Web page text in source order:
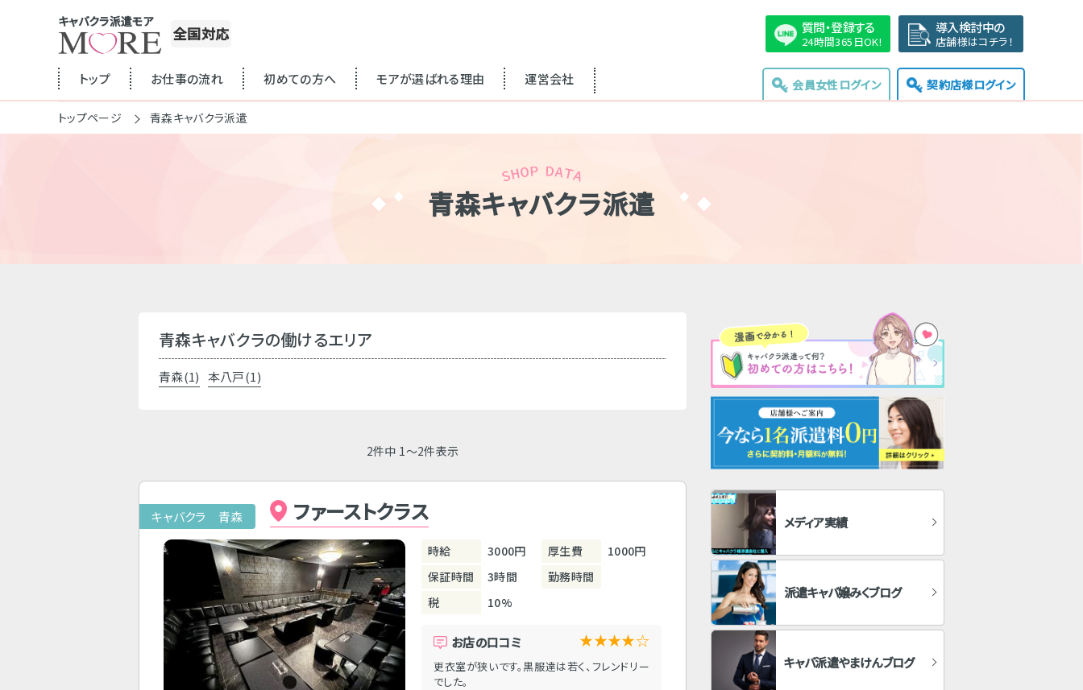
キャバクラ派遣モア
全国対応 質問・登録する
24時間365日OK!
導入検討中の
店舗様はコチラ！
トップ お仕事の流れ 初めての方へ モアが選ばれる理由 運営会社 会員女性ログイン 契約店様ログイン
トップページ 青森キャバクラ派遣
青森キャバクラ派遣
青森キャバクラの働けるエリア
青森(1) 本八戸(1)
2件中 1～2件表示
キャバクラ 青森 ファーストクラス
時給 3000円 厚生費
1000円
保証時間
3時間
勤務時間
税
10%
お店の口コミ ★★★★☆
更衣室が狭いです。黒服達は若く、フレンドリー
でした。
メディア実績
派遣キャバ嬢みくブログ
キャバ派遣やまけんブログ